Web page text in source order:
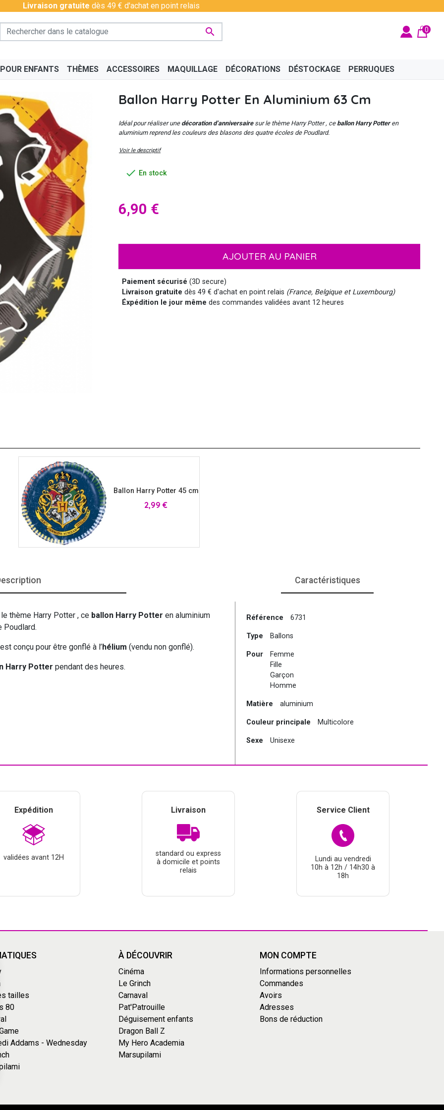
Livraison gratuite dès 49 € d'achat en point relais
 0
CHINOIS DISCO & CHARLESTON
HUMOUR
SUPER-HÉROS ET...
ENFANTS THÈMES
BAVAROIS
DISCO
MANGA
ACCESSOIRES
BAS - COLLANTS BOAS
HALLOWEEN
MAQUILLAGE DÉCORATIONS DÉSTOCKAGE PERRUQUES
Ballon Harry Potter En Aluminium 63 Cm
Idéal pour réaliser une décoration d’anniversairesur le thème Harry Potter , ce ballon Harry Potteren
aluminium reprend les couleurs des blasons des quatre écoles de Poudlard.
Voir le descriptif
 En stock
6,90 €
AJOUTER AU PANIER
Paiement sécurisé (3D secure)
Livraison gratuite dès 49 € d'achat en point relais (France, Belgique et Luxembourg)
Éxpédition le jour même des commandes validées avant 12 heures
Ballon Harry Potter 45 cm
Prix
2,99 €
thème Harry Potter , ce ballon Harry Potter en aluminium
Poudlard.
conçu pour être gonflé à l’hélium (vendu non gonflé).
Harry Potter pendant des heures.
Caractéristiques
Référence 6731
Type Ballons
Pour
Femme
Fille
Garçon
Homme
Matière aluminium
Couleur principale Multicolore
Sexe Unisexe
Expédition
validées avant 12H
Livraison
standard ou express
à domicile et points
relais
Service Client
Lundi au vendredi
10h à 12h / 14h30 à
18h
tailles
80
Addams - Wednesday
À DÉCOUVRIR
Cinéma
Le Grinch
Carnaval
Pat'Patrouille
Déguisement enfants
Dragon Ball Z
My Hero Academia
Marsupilami
MON COMPTE
Informations personnelles
Commandes
Avoirs
Adresses
Bons de réduction
de confidentialité, en garantissant la conformité avec les réglementations. Personnalisez vos préférences pour